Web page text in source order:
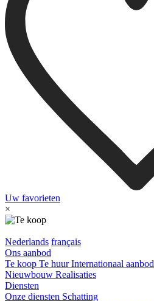
Uw favorieten
×
Nederlands français
Ons aanbod
Te koop Te huurInternationaal aanbod
Nieuwbouw Realisaties
Diensten
Onze diensten Schatting